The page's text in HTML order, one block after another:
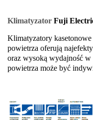
Klimatyzator Fuji
Klimatyzatory
powietrza oferują
oraz wysoką wydajność w
powietrza może być